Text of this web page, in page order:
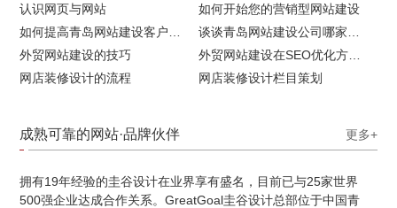
认识网页与网站
如何开始您的营销型网站建设
外贸网站建设的技巧
网店装修设计的流程
网店装修设计栏目策划
成熟可靠的网站·品牌伙伴 更多+
拥有19年经验的圭谷设计在业界享有盛名，目前已与25家世界
500强企业达成合作关系。GreatGoal圭谷设计总部位于中国青